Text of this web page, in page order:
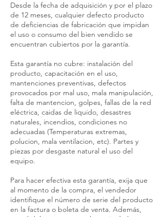
Desde la fecha de adquisición y por el plazo
de 12 meses, cualquier defecto producto
de deficiencias de fabricación que impidan
el uso o consumo del bien vendido se
encuentran cubiertos por la garantía.
Esta garantía no cubre: instalación del
producto, capacitación en el uso,
mantenciones preventivas, defectos
provocados por mal uso, mala manipulación,
falta de mantencion, golpes, fallas de la red
eléctrica, caidas de liquido, desastres
naturales, incendios, condiciones no
adecuadas (Temperaturas extremas,
polucion, mala ventilacion, etc). Partes y
piezas por desgaste natural el uso del
equipo.
Para hacer efectiva esta garantía, exija que
al momento de la compra, el vendedor
identifique el número de serie del producto
en la factura o boleta de venta. Además,